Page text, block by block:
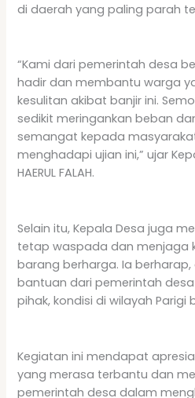
di daerah yang paling parah
“Kami dari pemerintah desa
hadir dan membantu warga
kesulitan akibat banjir ini.
sedikit meringankan beban
semangat kepada
menghadapi ujian ini,” ujar
HAERUL FALAH.
Selain itu, Kepala Desa juga
tetap waspada dan menjaga
barang berharga. Ia
bantuan dari pemerintah
pihak, kondisi di wilayah Parigi
Kegiatan ini mendapat
yang merasa terbantu dan
pemerintah desa dalam